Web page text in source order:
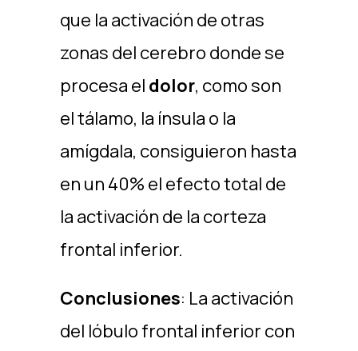
que la activación de otras
zonas del cerebro donde se
procesa el dolor, como son
el tálamo, la ínsula o la
amígdala, consiguieron hasta
en un 40% el efecto total de
la activación de la corteza
frontal inferior.
Conclusiones: La activación
del lóbulo frontal inferior con